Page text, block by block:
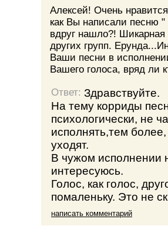
Алексей! Очень
как Вы написали песню
вдруг нашло?!
других групп.
Ваши песни в
Вашего голоса, вряд ли
Ответ:Здравствуйте.
На тему корриды
психологически, не
исполнять,тем
уходят.
В чужом исполнении
интересуюсь.
Голос, как голос,
помаленьку. Это не
написать комментарий